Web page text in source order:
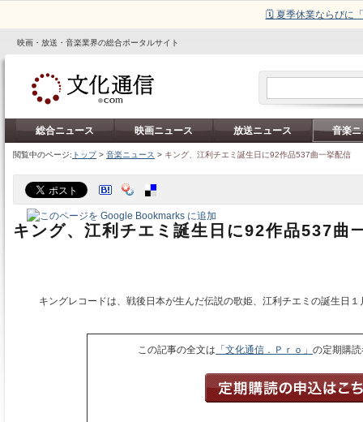
🗓️ 夏季休業ならびに
映画・放送・音楽業界の総合ポータルサイト
総合ニュース 映画ニュース 放送ニュース 音楽
閲覧中のページ: トップ> 音楽ニュース > キング、江利チエミ誕生日に92作品537曲一挙配信
キング、江利チエミ誕生日に92作品537曲
キングレコードは、戦後日本が生んだ伝説の歌姫、江利チエミの誕生日
この記事の全文は 「文化通信．Ｐｒｏ」の定期購